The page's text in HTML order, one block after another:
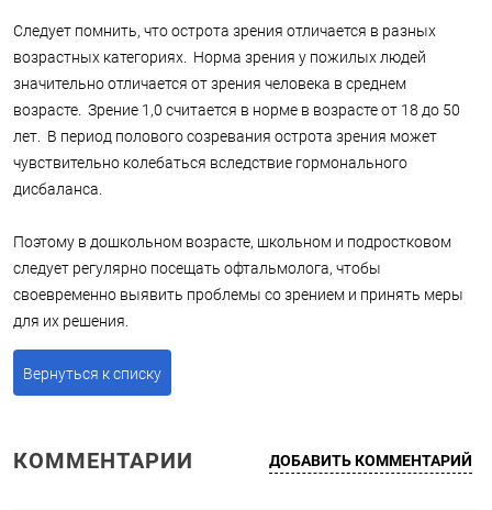
Следует помнить, что острота зрения отличается в разных
возрастных категориях. Норма зрения у пожилых людей
значительно отличается от зрения человека в среднем
возрасте. Зрение 1,0 считается в норме в возрасте от 18 до 50
лет. В период полового созревания острота зрения может
чувствительно колебаться вследствие гормонального
дисбаланса.
Поэтому в дошкольном возрасте, школьном и подростковом
следует регулярно посещать офтальмолога, чтобы
своевременно выявить проблемы со зрением и принять меры
для их решения.
Вернуться к списку
КОММЕНТАРИИ ДОБАВИТЬ КОММЕНТАРИЙ